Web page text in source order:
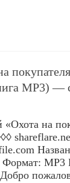
MP3) —
на
MP3